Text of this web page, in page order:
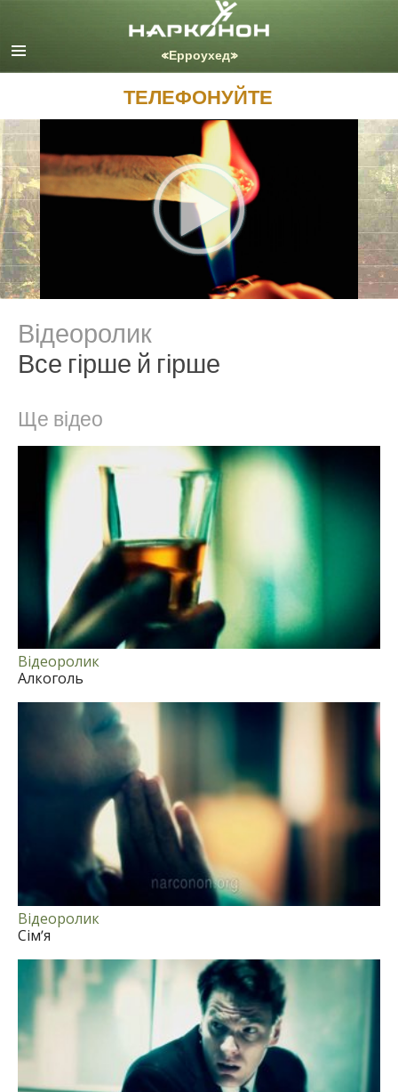
English
Deutsch
Ελληνικά (Greek)
Español
日本語 (Japanese)
Norsk
Ukrainian
Czech
Turkish
ТЕЛЕФОНУЙТЕ
Відеоролик
Все гірше й гірше
Ще відео
Відеоролик
Алкоголь
Відеоролик
Сім’я